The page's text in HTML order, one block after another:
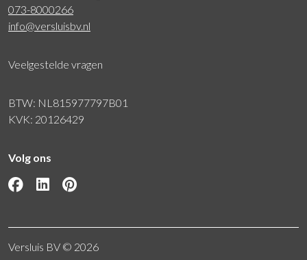
073-8000266
info@versluisbv.nl
Veelgestelde vragen
BTW: NL815977797B01
KVK: 20126429
Volg ons
Versluis BV © 2026